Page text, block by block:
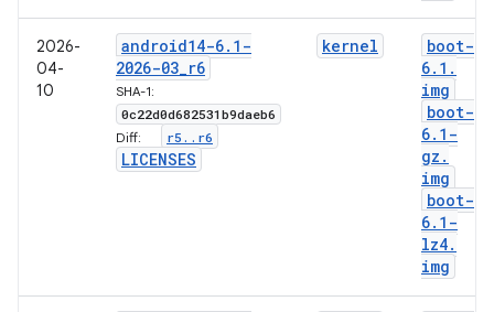
2026-
04-
10
android14-6. 1-
2026-03_r6
SHA-1:
0c22d0d682531b9daeb6
Diff: r5 . . r6
LICENSES
kernel
boot-
6. 1 .
img
boot-
6. 1-
gz .
img
boot-
6. 1-
lz4.
img